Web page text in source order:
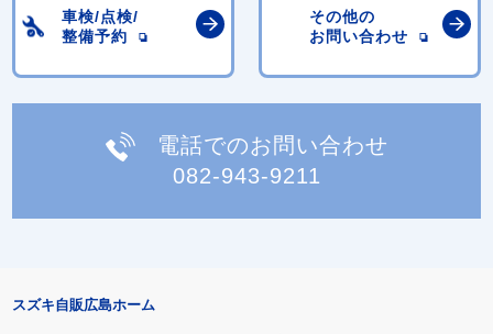
車検/点検/
整備予約
その他の
お問い合わせ
電話でのお問い合わせ
082-943-9211
スズキ自販広島ホーム